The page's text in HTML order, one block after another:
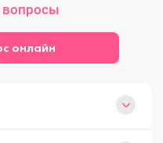
вопросы
онлайн